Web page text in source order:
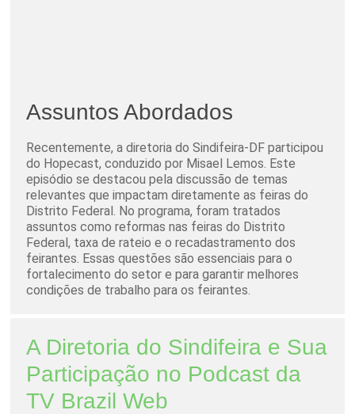
Assuntos Abordados
Recentemente, a diretoria do Sindifeira-DF participou
do Hopecast, conduzido por Misael Lemos. Este
episódio se destacou pela discussão de temas
relevantes que impactam diretamente as feiras do
Distrito Federal. No programa, foram tratados
assuntos como reformas nas feiras do Distrito
Federal, taxa de rateio e o recadastramento dos
feirantes. Essas questões são essenciais para o
fortalecimento do setor e para garantir melhores
condições de trabalho para os feirantes.
A Diretoria do Sindifeira e Sua
Participação no Podcast da
TV Brazil Web